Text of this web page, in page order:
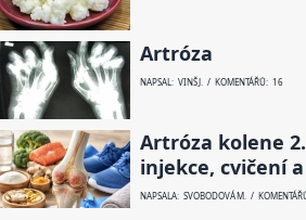
Artróza
NAPSAL: VINŠ J. / KOMENTÁŘŮ: 16
Artróza kolene
injekce, cvičení
NAPSALA: SVOBODOVÁ M. /